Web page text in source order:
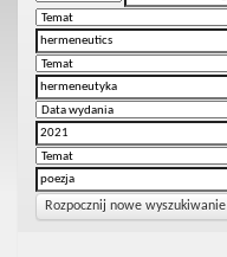
Rozpocznij nowe wyszukiwanie